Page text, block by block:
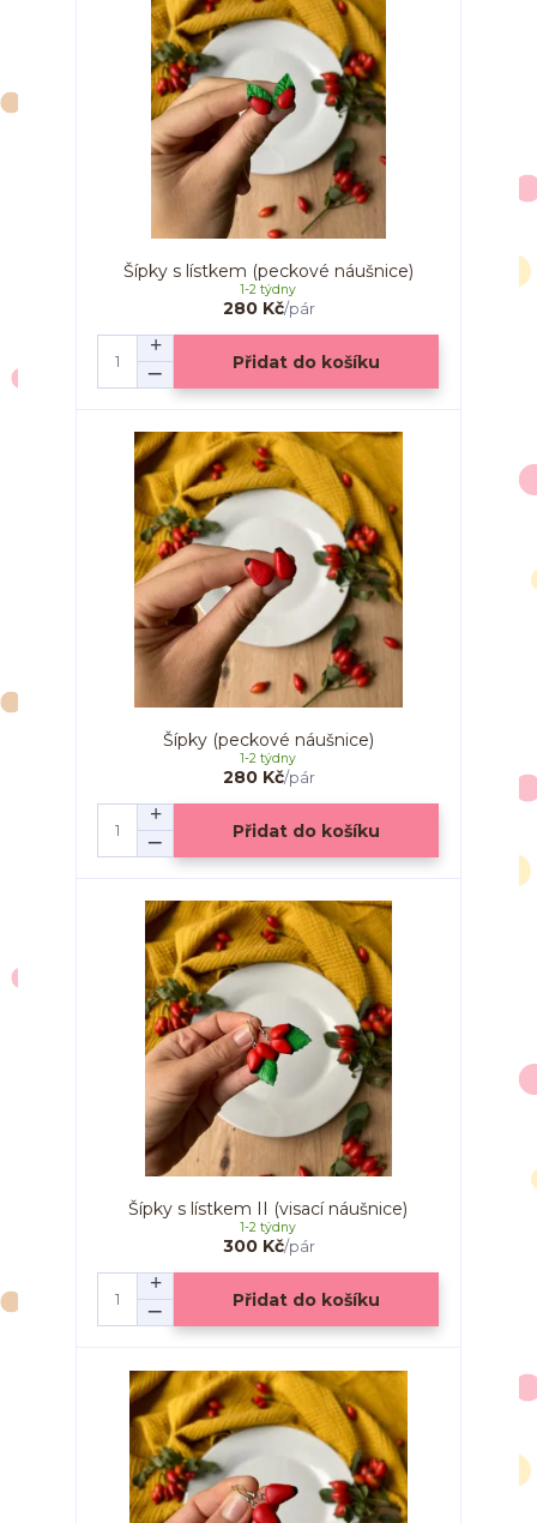
Šípky s lístkem (peckové náušnice)
280 Kč/pár
1-2 týdny
Přidat do košíku
Šípky (peckové náušnice)
280 Kč/pár
1-2 týdny
Přidat do košíku
Šípky s lístkem II (visací náušnice)
300 Kč/pár
1-2 týdny
Přidat do košíku